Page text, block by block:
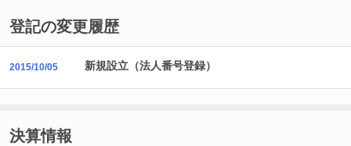
登記の変更履歴
2015/10/05 新規設立（法人番号登録）
決算情報